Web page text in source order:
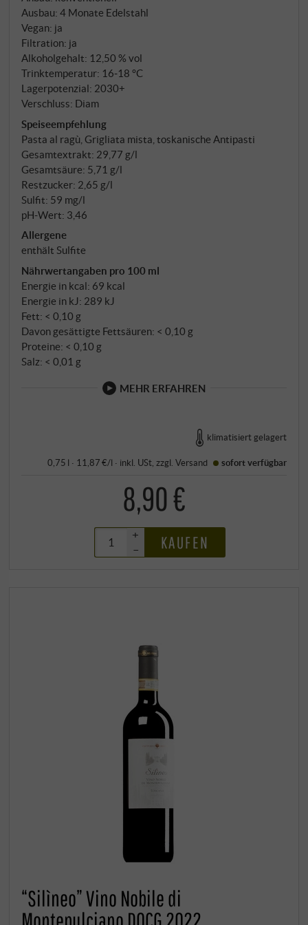
Vergärung bei kontrollierter Temperatur mit
täglichen Umpumpvorgängen, anschließend
mindestens vier Monate Reife im Keller.
Ausbau: 4 Monate Edelstahl
Vegan: ja
Filtration: ja
Alkoholgehalt: 12,50 % vol
Trinktemperatur: 16‑18 °C
Lagerpotenzial: 2030+
Verschluss: Diam
Speiseempfehlung
Pasta al ragù, Grigliata mista, toskanische Antipasti
Gesamtextrakt: 29,77 g/l
Gesamtsäure: 5,71 g/l
Restzucker: 2,65 g/l
Sulfit: 59 mg/l
pH-Wert: 3,46
Allergene
enthält Sulfite
Nährwertangaben pro 100 ml
Energie in kcal: 69 kcal
Energie in kJ: 289 kJ
Fett: < 0,10 g
Davon gesättigte Fettsäuren: < 0,10 g
Proteine: < 0,10 g
Salz: < 0,01 g
MEHR ERFAHREN
klimatisiert gelagert
0,75 l · 11,87 €/l · inkl. USt , zzgl.Versand sofort verfügbar
8,90 €
+
–
KAUFEN
“Silìneo” Vino Nobile di